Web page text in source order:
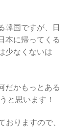
韓国ですが、日
本に帰ってくる
少なくないは
だかもっとある
と思います！
りますので、